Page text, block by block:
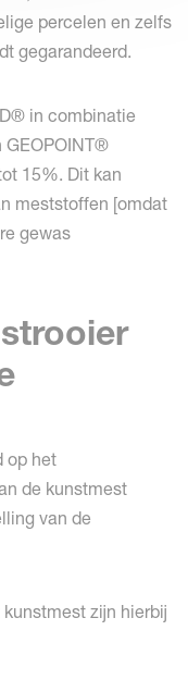
percelen en zelfs
gegarandeerd.
in combinatie
GEOPOINT®
15%. Dit kan
meststoffen [omdat
gewas
op het
de kunstmest
van de
zijn hierbij